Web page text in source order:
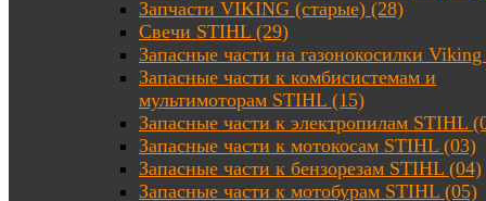
Запчасти VIKING (старые) (28)
Свечи STIHL (29)
Запасные части на газонокосилки
Запасные части к комбисистемам и
мультимоторам STIHL (15)
Запасные части к электропилам STIHL
Запасные части к мотокосам STIHL (03)
Запасные части к бензорезам STIHL (04)
Запасные части к мотобурам STIHL (05)